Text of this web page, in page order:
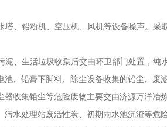
铅粉机、空压机、风机等设备噪声。采
生活垃圾收集后交由环卫部门处置，纯
、铅膏下脚料、除尘设备收集的铅尘、废
收集铅尘等危险废物主要交由济源万洋冶
水处理站废活性炭、初期雨水池沉渣等危